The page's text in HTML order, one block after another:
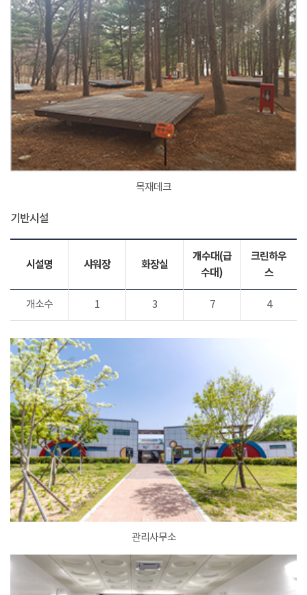
목재데크
기반시설
시설명 샤워장 화장실
개수대(급
수대)
크린하우
스
개소수 1 3 7 4
관리사무소